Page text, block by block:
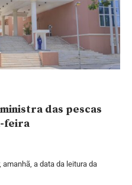
das pescas
feira
amanhã, a data da leitura da